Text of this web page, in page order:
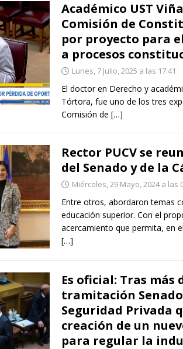
Académico UST
Comisión de
por proyecto para
a procesos
Lunes, 7 Julio, 2025 a las 17:41
El doctor en Derecho y
Tórtora, fue uno de los tres
Comisión de […]
Rector PUCV se
del Senado y de la
Miércoles, 29 Mayo, 2024 a las
Entre otros, abordaron temas
educación superior. Con el
acercamiento que permita, en
[…]
Es oficial: Tras más
tramitación
Seguridad Privada
creación de un
para regular la